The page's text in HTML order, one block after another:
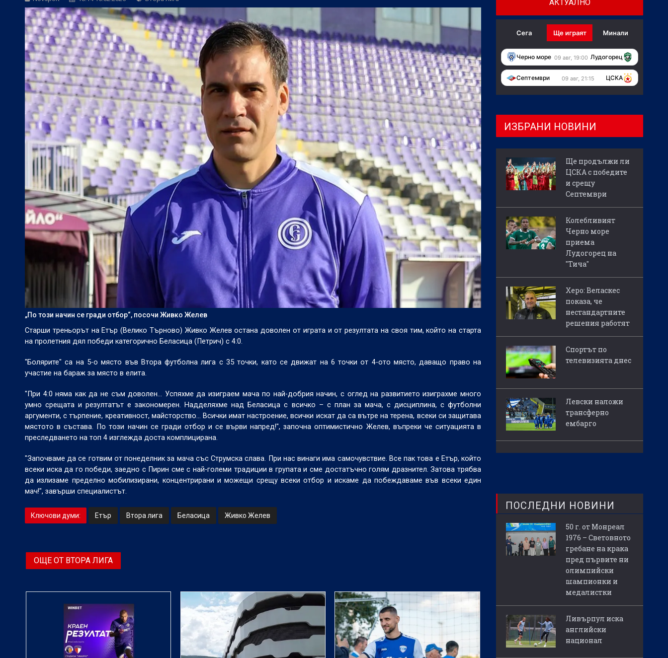
Betvam на световно ниво:Колебливият Черно море приема Лудогорец на "Тича"
БГ Футбол:Херо: Веласкес показа, че нестандартните решения работят
„По този начин се гради отбор“, посочи Живко Желев
Старши треньорът на Етър (Велико Търново) Живко Желев остана доволен от играта и от резултата на своя тим, който на старта
на пролетния дял победи категорично Беласица (Петрич) с 4:0.
"Болярите" са на 5-о място във Втора футболна лига с 35 точки, като се движат на 6 точки от 4-ото място, даващо право на
участие на бараж за място в елита.
"При 4:0 няма как да не съм доволен… Успяхме да изиграем мача по най-добрия начин, с оглед на развитието изиграхме много
умно срещата и резултатът е закономерен. Надделяхме над Беласица с всичко – с план за мача, с дисциплина, с футболни
аргументи, с търпение, креативност, майсторство… Всички имат настроение, всички искат да са вътре на терена, всеки си защитава
мястото в състава. По този начин се гради отбор и се върви напред!", започна оптимистично Желев, въпреки че ситуацията в
преследването на топ 4 изглежда доста комплицирана.
"Започваме да се готвим от понеделник за мача със Струмска слава. При нас винаги има самочувствие. Все пак това е Етър, който
всеки иска да го победи, заедно с Пирин сме с най-големи традиции в групата и сме достатъчно голям дразнител. Затова трябва
да излизаме пределно мобилизирани, концентрирани и можещи срещу всеки отбор и искаме да побеждаваме във всеки един
мач!", завърши специалистът.
Ключови думи: Етър Втора лига Беласица Живко Желев
ОЩЕ ОТ ВТОРА ЛИГА
АКТУАЛНО
Сега Ще играят Минали
Черно море 09 авг, 19:00 Лудогорец
Септември 09 авг, 21:15 ЦСКА
ИЗБРАНИ НОВИНИ
Ще продължи ли
ЦСКА с победите
и срещу
Септември
Колебливият
Черно море
приема
Лудогорец на
"Тича"
Херо: Веласкес
показа, че
нестандартните
решения работят
Спортът по
телевизията днес
Левски наложи
трансферно
ембарго
ПОСЛЕДНИ НОВИНИ
50 г. от Монреал
1976 – Световното
гребане на крака
пред първите ни
олимпийски
шампионки и
медалистки
Ливърпул иска
английски
национал